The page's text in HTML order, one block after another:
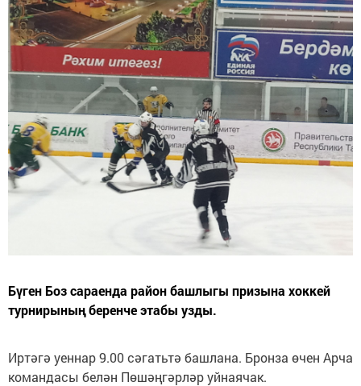
Бүген Боз сараенда район башлыгы призына хоккей
турнирының беренче этабы узды.
Иртәгә уеннар 9.00 сәгатьтә башлана. Бронза өчен Арча
командасы белән Пөшәңгәрләр уйнаячак.